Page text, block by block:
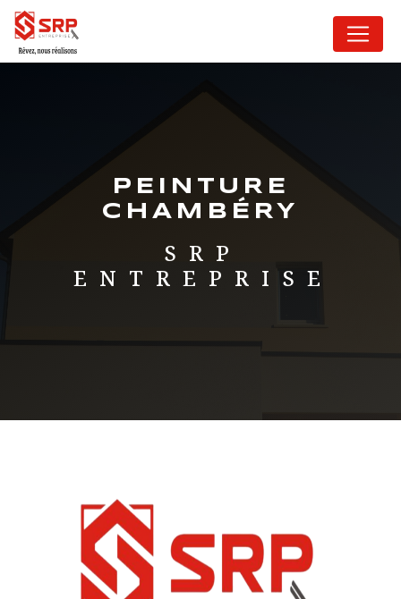
PEINTURE
CHAMBÉRY
SRP
ENTREPRISE
Panneau de gestion des cookies